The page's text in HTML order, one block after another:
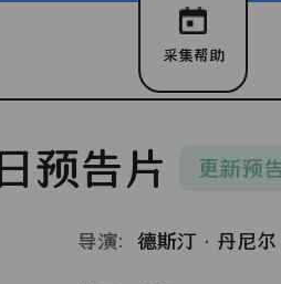
预告片 更新预
导演： 德斯汀·丹尼
采集帮助